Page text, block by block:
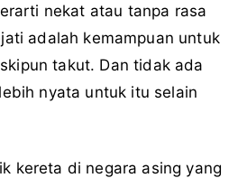
nekat atau tanpa rasa
adalah kemampuan untuk
takut. Dan tidak ada
nyata untuk itu selain
kereta di negara asing yang